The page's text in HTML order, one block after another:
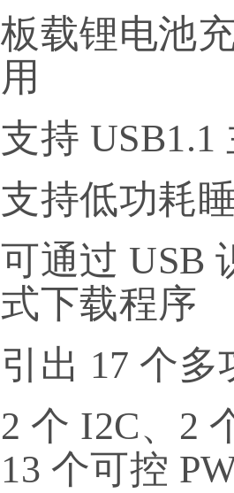
板载锂电池
用
支持
支持低功耗
可通过 USB
式下载程序
引出 17 个多
2 个 I2C、2
13 个可控